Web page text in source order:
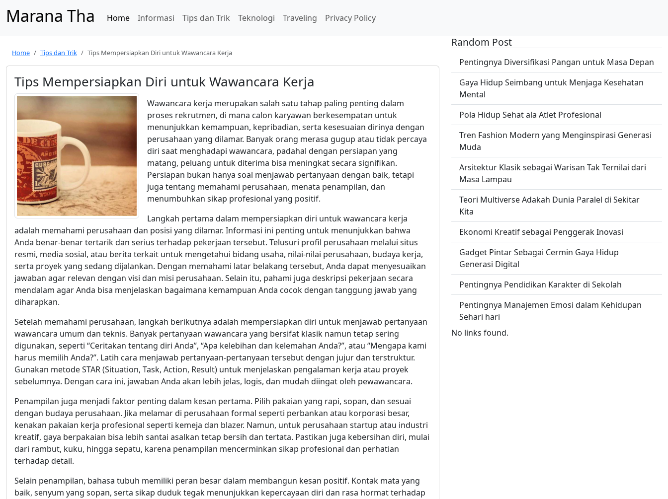
Marana Tha Home Informasi Tips dan Trik Teknologi Traveling Privacy Policy
Home Tips dan Trik Tips Mempersiapkan Diri untuk Wawancara Kerja
Tips Mempersiapkan Diri untuk Wawancara Kerja
Wawancara kerja merupakan salah satu tahap paling penting dalam
proses rekrutmen, di mana calon karyawan berkesempatan untuk
menunjukkan kemampuan, kepribadian, serta kesesuaian dirinya dengan
perusahaan yang dilamar. Banyak orang merasa gugup atau tidak percaya
diri saat menghadapi wawancara, padahal dengan persiapan yang
matang, peluang untuk diterima bisa meningkat secara signifikan.
Persiapan bukan hanya soal menjawab pertanyaan dengan baik, tetapi
juga tentang memahami perusahaan, menata penampilan, dan
menumbuhkan sikap profesional yang positif.
Langkah pertama dalam mempersiapkan diri untuk wawancara kerja
adalah memahami perusahaan dan posisi yang dilamar. Informasi ini penting untuk menunjukkan bahwa
Anda benar-benar tertarik dan serius terhadap pekerjaan tersebut. Telusuri profil perusahaan melalui situs
resmi, media sosial, atau berita terkait untuk mengetahui bidang usaha, nilai-nilai perusahaan, budaya kerja,
serta proyek yang sedang dijalankan. Dengan memahami latar belakang tersebut, Anda dapat menyesuaikan
jawaban agar relevan dengan visi dan misi perusahaan. Selain itu, pahami juga deskripsi pekerjaan secara
mendalam agar Anda bisa menjelaskan bagaimana kemampuan Anda cocok dengan tanggung jawab yang
diharapkan.
Setelah memahami perusahaan, langkah berikutnya adalah mempersiapkan diri untuk menjawab pertanyaan
wawancara umum dan teknis. Banyak pertanyaan wawancara yang bersifat klasik namun tetap sering
digunakan, seperti “Ceritakan tentang diri Anda”, “Apa kelebihan dan kelemahan Anda?”, atau “Mengapa kami
harus memilih Anda?”. Latih cara menjawab pertanyaan-pertanyaan tersebut dengan jujur dan terstruktur.
Gunakan metode STAR (Situation, Task, Action, Result) untuk menjelaskan pengalaman kerja atau proyek
sebelumnya. Dengan cara ini, jawaban Anda akan lebih jelas, logis, dan mudah diingat oleh pewawancara.
Penampilan juga menjadi faktor penting dalam kesan pertama. Pilih pakaian yang rapi, sopan, dan sesuai
dengan budaya perusahaan. Jika melamar di perusahaan formal seperti perbankan atau korporasi besar,
kenakan pakaian kerja profesional seperti kemeja dan blazer. Namun, untuk perusahaan startup atau industri
kreatif, gaya berpakaian bisa lebih santai asalkan tetap bersih dan tertata. Pastikan juga kebersihan diri, mulai
dari rambut, kuku, hingga sepatu, karena penampilan mencerminkan sikap profesional dan perhatian
terhadap detail.
Selain penampilan, bahasa tubuh memiliki peran besar dalam membangun kesan positif. Kontak mata yang
baik, senyum yang sopan, serta sikap duduk tegak menunjukkan kepercayaan diri dan rasa hormat terhadap
Random Post
Pentingnya Diversifikasi Pangan untuk Masa Depan
Gaya Hidup Seimbang untuk Menjaga Kesehatan
Mental
Pola Hidup Sehat ala Atlet Profesional
Tren Fashion Modern yang Menginspirasi Generasi
Muda
Arsitektur Klasik sebagai Warisan Tak Ternilai dari
Masa Lampau
Teori Multiverse Adakah Dunia Paralel di Sekitar
Kita
Ekonomi Kreatif sebagai Penggerak Inovasi
Gadget Pintar Sebagai Cermin Gaya Hidup
Generasi Digital
Pentingnya Pendidikan Karakter di Sekolah
Pentingnya Manajemen Emosi dalam Kehidupan
Sehari hari
No links found.